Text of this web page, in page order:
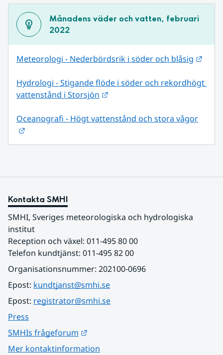
Månadens väder och vatten, februari
2022
Meteorologi - Nederbördsrik i söder och blåsig
Hydrologi - Stigande flöde i söder och rekordhögt
vattenstånd i Storsjön
Oceanografi - Högt vattenstånd och stora vågor
Kontakta SMHI
SMHI, Sveriges meteorologiska och hydrologiska
institut
Reception och växel: 011-495 80 00
Telefon kundtjänst: 011-495 82 00
Organisationsnummer: 202100-0696
Epost: kundtjanst@smhi.se
Epost: registrator@smhi.se
Press
SMHIs frågeforum
Mer kontaktinformation